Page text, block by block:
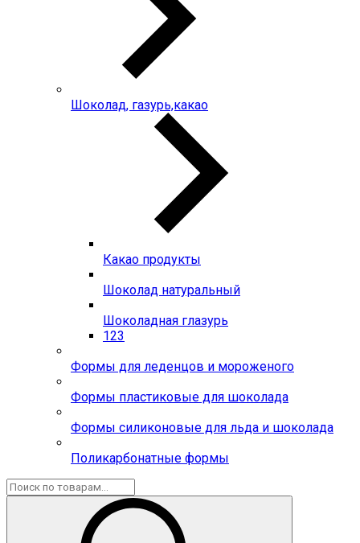
Шоколад, газурь,какао
Какао продукты
Шоколад натуральный
Шоколадная глазурь
123
Формы для леденцов и мороженого
Формы пластиковые для шоколада
Формы силиконовые для льда и шоколада
Поликарбонатные формы